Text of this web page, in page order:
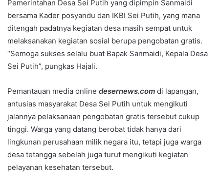
Pemerintahan Desa Sei Putih yang dipimpin Sanmaidi
bersama Kader posyandu dan IKBI Sei Putih, yang mana
ditengah padatnya kegiatan desa masih sempat untuk
melaksanakan kegiatan sosial berupa pengobatan gratis.
“Semoga sukses selalu buat Bapak Sanmaidi, Kepala Desa
Sei Putih”, pungkas Hajali.
Pemantauan media online desernews.com di lapangan,
antusias masyarakat Desa Sei Putih untuk mengikuti
jalannya pelaksanaan pengobatan gratis tersebut cukup
tinggi. Warga yang datang berobat tidak hanya dari
lingkunan perusahaan milik negara itu, tetapi juga warga
desa tetangga sebelah juga turut mengikuti kegiatan
pelayanan kesehatan tersebut.